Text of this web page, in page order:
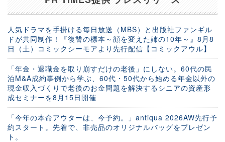
人気ドラマを手掛ける毎日放送（MBS）と出版社ファンギル
ドが共同制作！『復讐の標本～顔を変えた姉の10年～』8月8
日（土）コミックシーモアより先行配信【コミックアウル】
「年金・退職金を取り崩すだけの老後」にしない。60代の民
泊M&A成約事例から学ぶ、60代・50代から始める年金以外の
現金収入づくりで老後のお金問題を解決するシニアの資産形
成セミナーを8月15日開催
「今年の本命アウターは、今予約。」antiqua 2026AW先行予
約スタート。先着で、非売品のオリジナルバッグをプレゼン
ト。